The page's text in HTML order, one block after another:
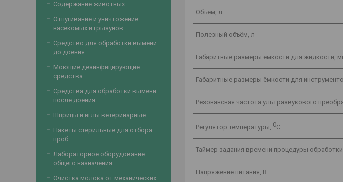
Объём, л
Полезный объём, л
Габаритные размеры ёмкости для жидкости,
Габаритные размеры ёмкости для
Резонансная частота ультразвукового
Регулятор температуры, 0C
Таймер задания времени процедуры
Напряжение питания, В
Содержание животных
Отпугивание и уничтожение
насекомых и грызунов
Средство для обработки вымени
до доения
Моющие дезинфицирующие
средства
Средства для обработки вымени
после доения
Шприцы и иглы ветеринарные
Пакеты стерильные для отбора
проб
Лабораторное оборудование
общего назначения
Очистка молока от механических